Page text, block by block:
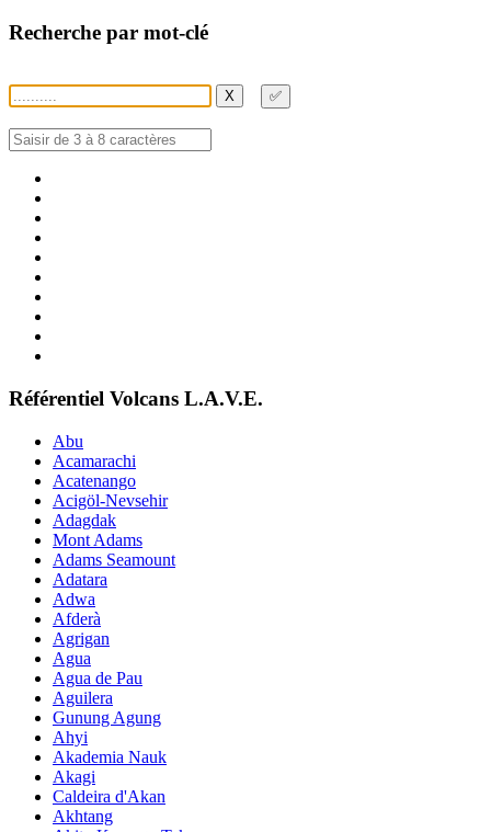
Recherche par mot-clé
X ✅
Référentiel Volcans L.A.V.E.
Abu
Acamarachi
Acatenango
Acigöl-Nevsehir
Adagdak
Mont Adams
Adams Seamount
Adatara
Adwa
Afderà
Agrigan
Agua
Agua de Pau
Aguilera
Gunung Agung
Ahyi
Akademia Nauk
Akagi
Caldeira d'Akan
Akhtang